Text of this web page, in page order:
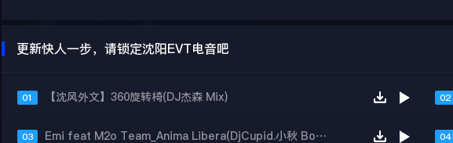
更新快人一步，请锁定沈阳EVT电音吧
01 【沈风外文】360旋转椅(DJ杰森 Mix) 02
03 Emi feat M2o Team_Anima Libera(DjCupid.小秋 Bootleg) 04